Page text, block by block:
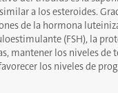
a los esteroides.
de la hormona
(FSH), la
mantener los niveles de
los niveles de